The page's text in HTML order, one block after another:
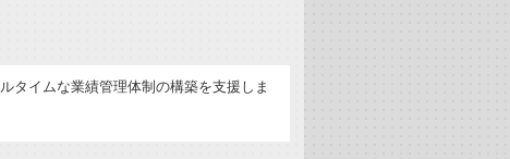
タイムな業績管理体制の構築を支援しま